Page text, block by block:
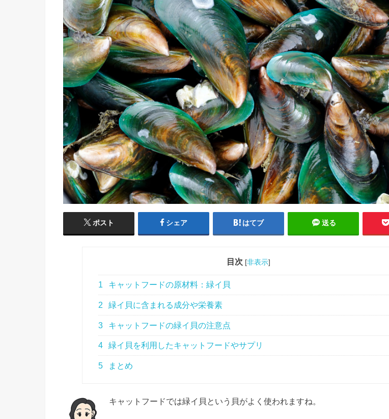
ポスト シェア はてブ 送る
目次 [非表示]
1 キャットフードの原材料：緑イ貝
2 緑イ貝に含まれる成分や栄養素
3 キャットフードの緑イ貝の注意点
4 緑イ貝を利用したキャットフードやサプリ
5 まとめ
キャットフードでは緑イ貝という貝がよく使われますね。